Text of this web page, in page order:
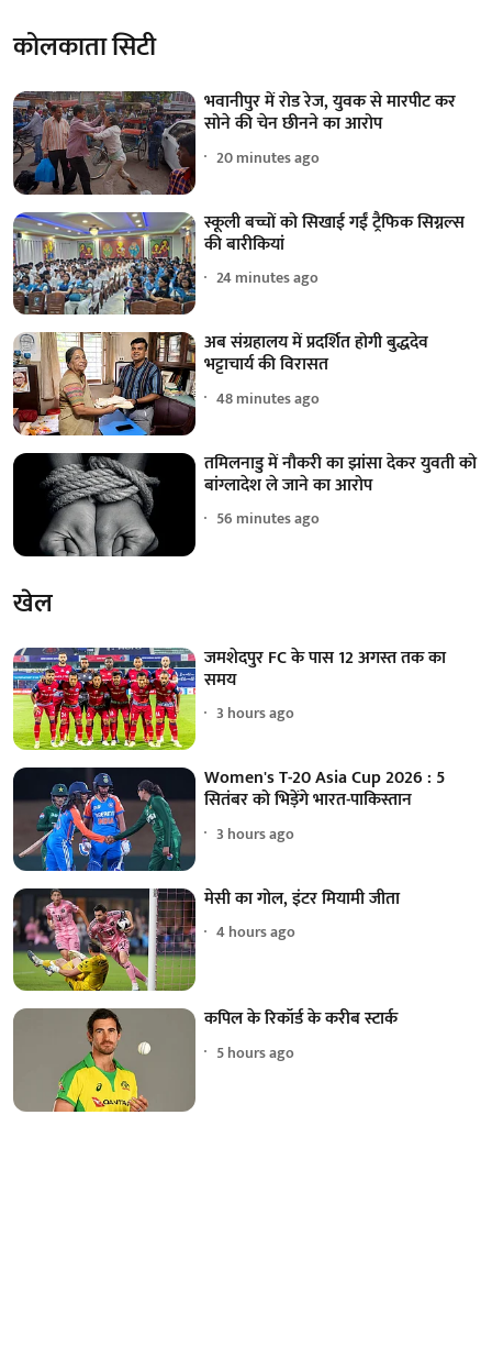
कोलकाता सिटी
भवानीपुर में रोड रेज, युवक से मारपीट कर
सोने की चेन छीनने का आरोप
20 minutes ago
स्कूली बच्चों को सिखाई गईं ट्रैफिक सिग्नल्स
की बारीकियां
24 minutes ago
अब संग्रहालय में प्रदर्शित होगी बुद्धदेव
भट्टाचार्य की विरासत
48 minutes ago
तमिलनाडु में नौकरी का झांसा देकर युवती को
बांग्लादेश ले जाने का आरोप
56 minutes ago
खेल
जमशेदपुर FC के पास 12 अगस्त तक का
समय
3 hours ago
Women's T-20 Asia Cup 2026 : 5
सितंबर को भिड़ेंगे भारत-पाकिस्तान
3 hours ago
मेसी का गोल, इंटर मियामी जीता
4 hours ago
कपिल के रिकॉर्ड के करीब स्टार्क
5 hours ago